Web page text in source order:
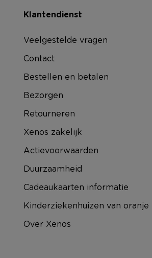
Klantendienst
Veelgestelde vragen
Contact
Bestellen en betalen
Bezorgen
Retourneren
Xenos zakelijk
Actievoorwaarden
Duurzaamheid
Cadeaukaarten informatie
Kinderziekenhuizen van oranje
Over Xenos